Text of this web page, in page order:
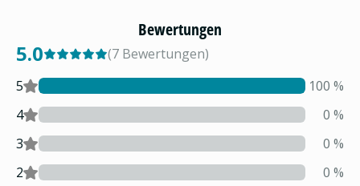
Bewertungen
5.0 (7 Bewertungen)
5
100 %
4
0 %
3
0 %
2
0 %